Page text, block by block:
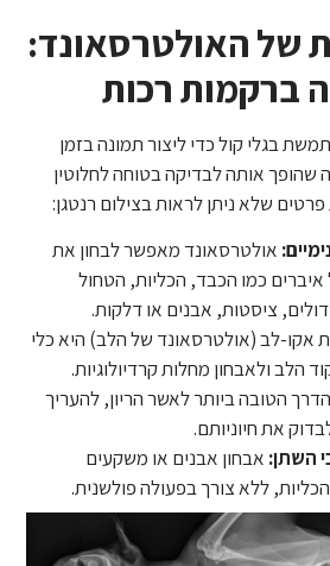
של האולטרסאונד:
ברקמות רכות
בגלי קול כדי ליצור תמונה בזמן
אותה לבדיקה בטוחה לחלוטין
שלא ניתן לראות בצילום רנטגן:
אולטרסאונד מאפשר לבחון את
כמו הכבד, הכליות, הטחול
ציסטות, אבנים או דלקות.
אקו-לב (אולטרסאונד של הלב) היא כלי
הלב ולאבחון מחלות קרדיולוגיות.
הדרך הטובה ביותר לאשר הריון, להעריך
את חיוניותם.
השתן: אבחון אבנים או משקעים
ללא צורך בפעולה פולשנית.